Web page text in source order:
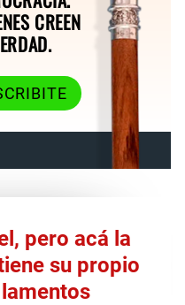
CREEN
pero acá la
su propio